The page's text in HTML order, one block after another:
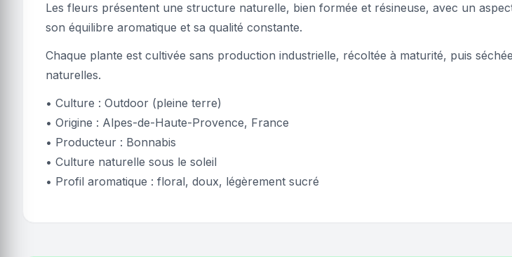
Les fleurs présentent une structure naturelle, bien formée et résineuse, avec un
son équilibre aromatique et sa qualité constante.
Chaque plante est cultivée sans production industrielle, récoltée à maturité, puis
naturelles.
• Culture : Outdoor (pleine terre)
• Origine : Alpes-de-Haute-Provence, France
• Producteur : Bonnabis
• Culture naturelle sous le soleil
• Profil aromatique : floral, doux, légèrement sucré